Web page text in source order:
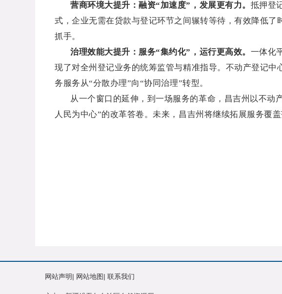
营商环境大提升：融资“加速度”，发展更有力。 抵押登
式，企业无需在贷款与登记环节之间辗转等待，有效降低
抓手。
治理效能大提升：服务“集约化”，运行更高效。 一体化
现了对全州登记业务的统筹监管与精准指导。不动产登记
务服务从“分散办理”向“协同治理”转型。
从一个窗口的延伸，到一场服务的革命，昌吉州以不动
人民为中心”的改革答卷。未来，昌吉州将继续拓展服务覆
网站声明| 网站地图| 联系我们